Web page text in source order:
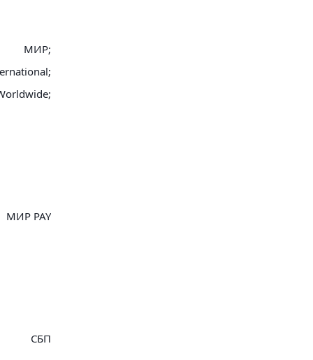
МИР;
МИР PAY
СБП